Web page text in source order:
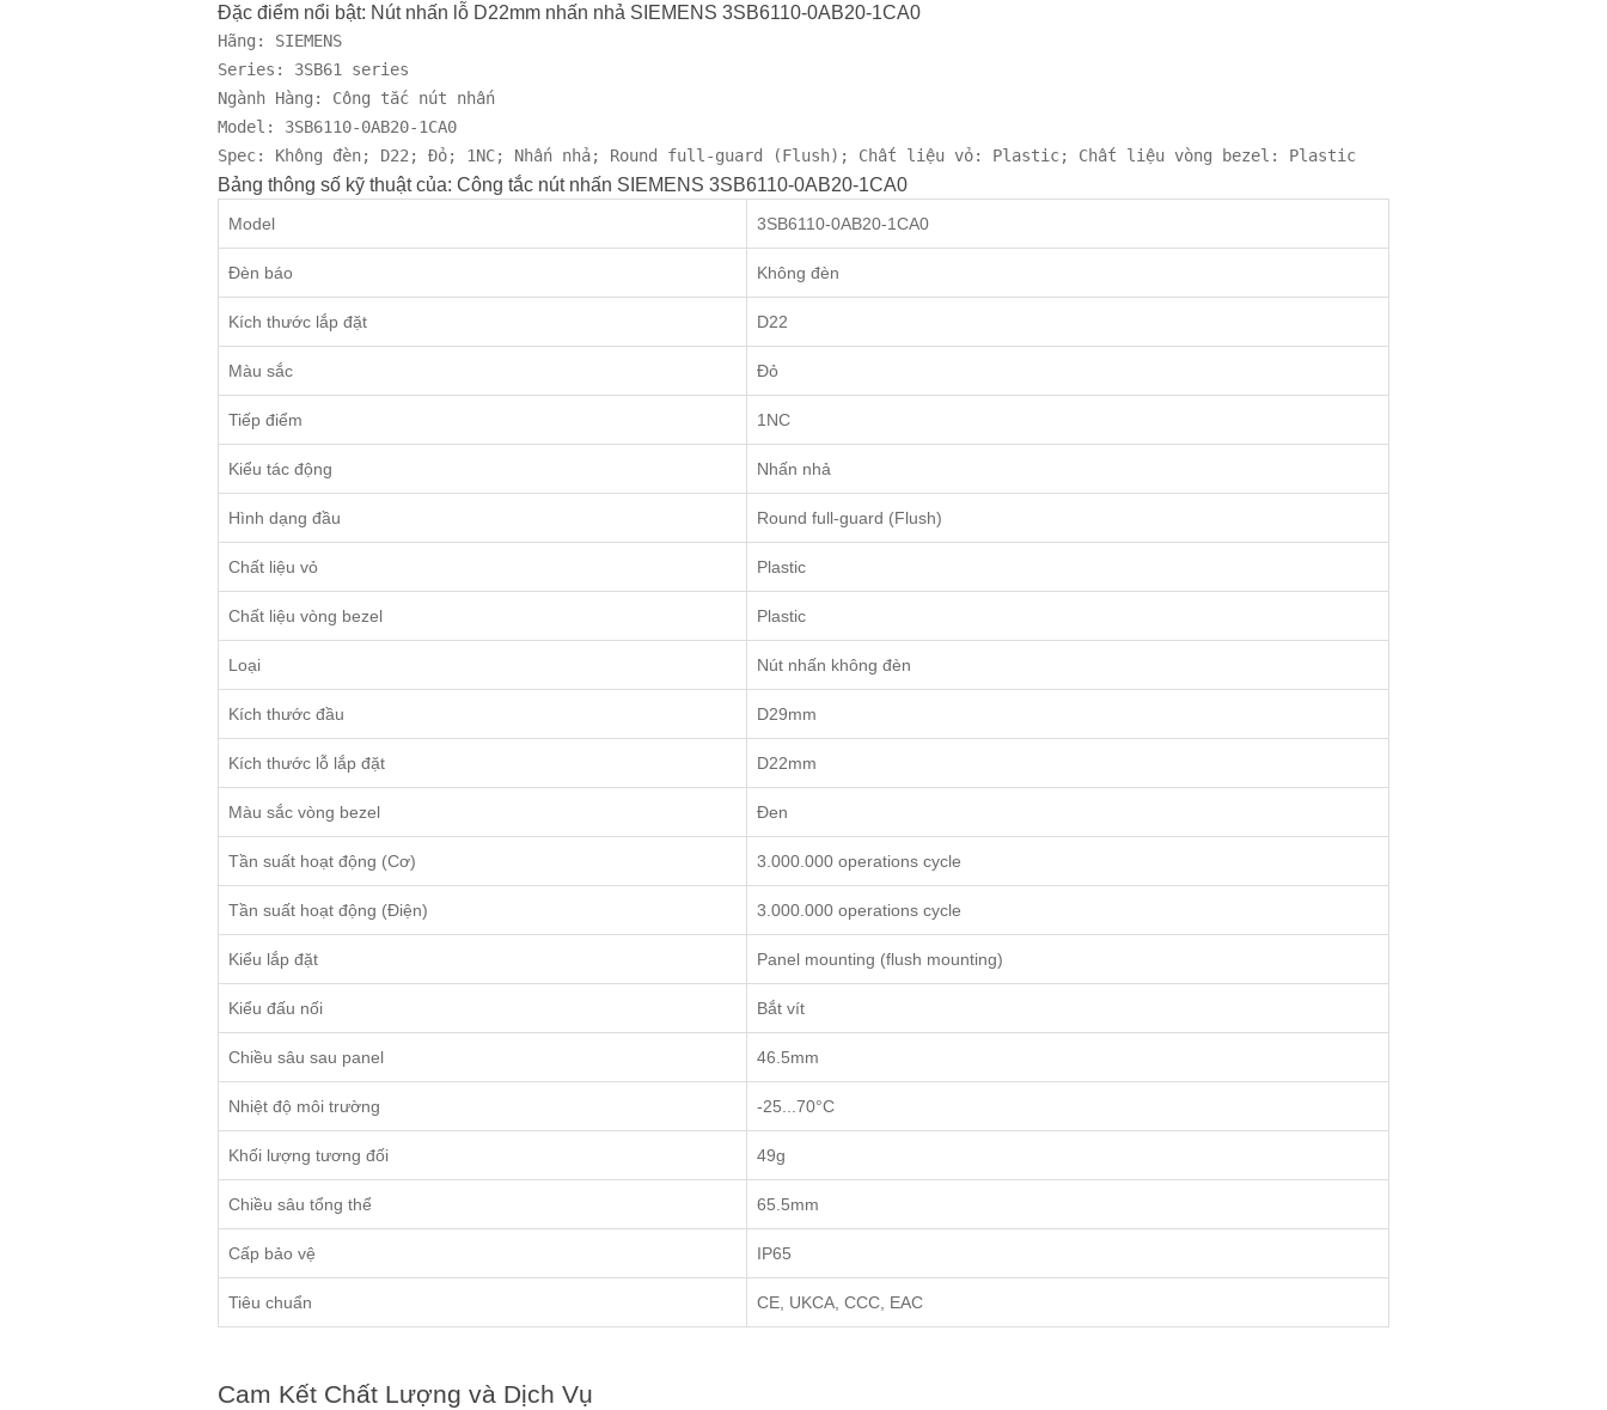
Đặc điểm nổi bật: Nút nhấn lỗ D22mm nhấn nhả SIEMENS 3SB6110-0AB20-1CA0
Hãng: SIEMENS
Series: 3SB61 series
Ngành Hàng: Công tắc nút nhấn
Model: 3SB6110-0AB20-1CA0
Spec: Không đèn; D22; Đỏ; 1NC; Nhấn nhả; Round full-guard (Flush); Chất liệu vỏ: Plastic; Chất liệu vòng bezel: Plastic
Bảng thông số kỹ thuật của: Công tắc nút nhấn SIEMENS 3SB6110-0AB20-1CA0
Model 3SB6110-0AB20-1CA0
Đèn báo Không đèn
Kích thước lắp đặt D22
Màu sắc Đỏ
Tiếp điểm 1NC
Kiểu tác động Nhấn nhả
Hình dạng đầu Round full-guard (Flush)
Chất liệu vỏ Plastic
Chất liệu vòng bezel Plastic
Loại Nút nhấn không đèn
Kích thước đầu D29mm
Kích thước lỗ lắp đặt D22mm
Màu sắc vòng bezel Đen
Tần suất hoạt động (Cơ) 3.000.000 operations cycle
Tần suất hoạt động (Điện) 3.000.000 operations cycle
Kiểu lắp đặt Panel mounting (flush mounting)
Kiểu đấu nối Bắt vít
Chiều sâu sau panel 46.5mm
Nhiệt độ môi trường -25...70°C
Khối lượng tương đối 49g
Chiều sâu tổng thể 65.5mm
Cấp bảo vệ IP65
Tiêu chuẩn CE, UKCA, CCC, EAC
Cam Kết Chất Lượng và Dịch Vụ